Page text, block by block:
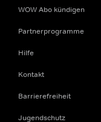
WOW Abo kündigen
Partnerprogramme
Hilfe
Kontakt
Barrierefreiheit
Jugendschutz